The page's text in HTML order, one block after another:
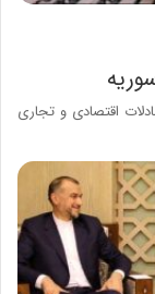
اقتصادی و تجاری